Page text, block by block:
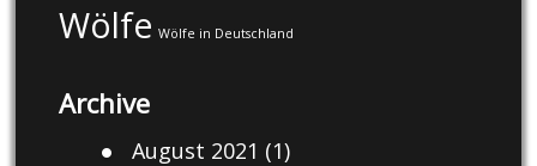
Wölfe Wölfe in Deutschland
Archive
August 2021 (1)